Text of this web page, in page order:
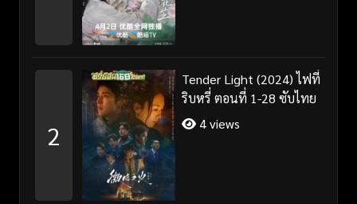
2
Tender Light (2024) ไฟที่
ริบหรี่ ตอนที่ 1-28 ซับไทย
4 views